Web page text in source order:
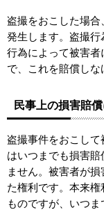
盗撮をおこした場
発生します。盗撮
行為によって被害
で、これを賠償しな
民事上の損害賠
盗撮事件をおこし
はいつまでも損害
ません。被害者が
た権利です。本来
ものですが、いつ